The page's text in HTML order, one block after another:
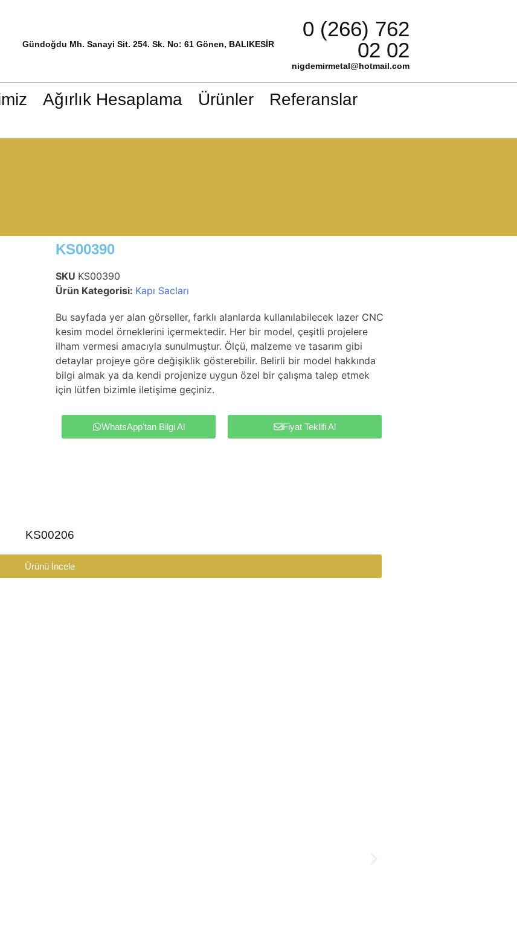
Gündoğdu Mh. Sanayi Sit. 254. Sk. No: 61 Gönen, BALIKESİR
0 (266) 762
02 02
nigdemirmetal@hotmail.com
Ağırlık Hesaplama Ürünler
Referanslar
KS00390
SKU KS00390
Ürün Kategorisi: Kapı Sacları
Bu sayfada yer alan görseller, farklı alanlarda kullanılabilecek lazer CNC
kesim model örneklerini içermektedir. Her bir model, çeşitli projelere
ilham vermesi amacıyla sunulmuştur. Ölçü, malzeme ve tasarım gibi
detaylar projeye göre değişiklik gösterebilir. Belirli bir model hakkında
bilgi almak ya da kendi projenize uygun özel bir çalışma talep etmek
için lütfen bizimle iletişime geçiniz.
WhatsApp'tan Bilgi Al Fiyat Teklifi Al
KS00206
Ürünü İncele